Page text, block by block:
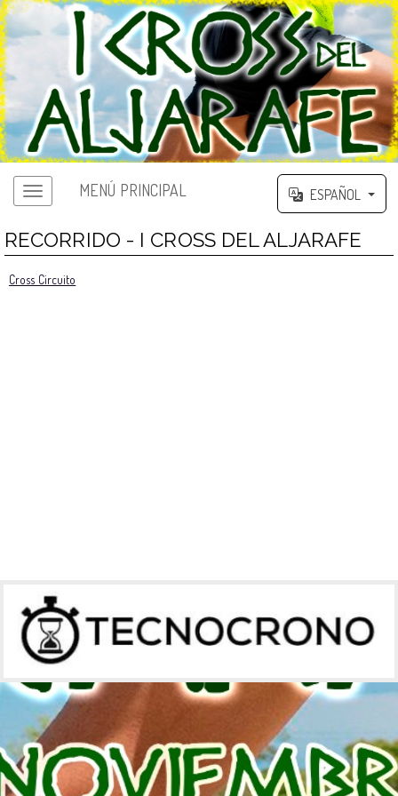
MENÚ PRINCIPAL ESPAÑOL
RECORRIDO - I CROSS DEL ALJARAFE
Cross Circuito